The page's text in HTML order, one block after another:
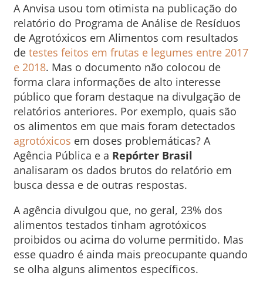
A Anvisa usou tom otimista na publicação do
relatório do Programa de Análise de Resíduos
de Agrotóxicos em Alimentos com resultados
de testes feitos em frutas e legumes entre 2017
e 2018. Mas o documento não colocou de
forma clara informações de alto interesse
público que foram destaque na divulgação de
relatórios anteriores. Por exemplo, quais são
os alimentos em que mais foram detectados
agrotóxicos em doses problemáticas? A
Agência Pública e a Repórter Brasil
analisaram os dados brutos do relatório em
busca dessa e de outras respostas.
A agência divulgou que, no geral, 23% dos
alimentos testados tinham agrotóxicos
proibidos ou acima do volume permitido. Mas
esse quadro é ainda mais preocupante quando
se olha alguns alimentos específicos.